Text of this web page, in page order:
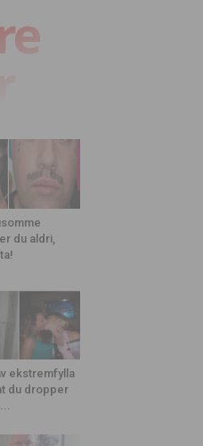
du aldri,
ekstremfylla
du dropper